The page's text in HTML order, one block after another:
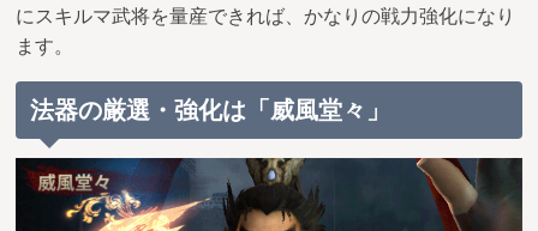
にスキルマ武将を量産できれば、かなりの戦力強化になり
ます。
法器の厳選・強化は「威風堂々」